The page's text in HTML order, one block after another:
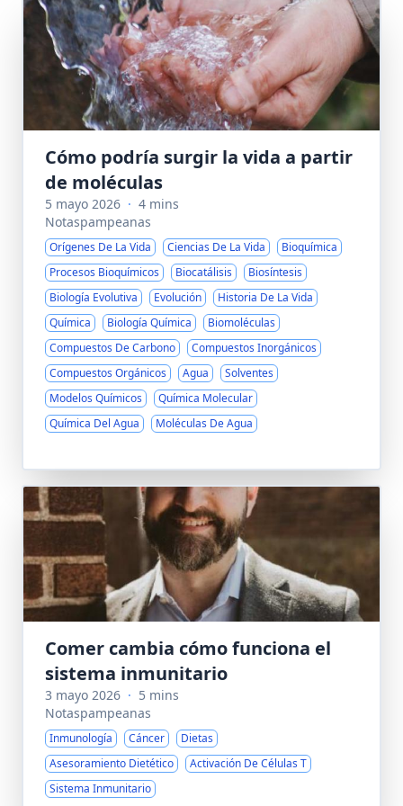
Cómo podría surgir la vida a partir
de moléculas
5 mayo 2026 · 4 mins
Notaspampeanas
Orígenes De La Vida Ciencias De La Vida
Bioquímica
Procesos Bioquímicos
Biocatálisis
Biosíntesis
Biología Evolutiva
Evolución
Historia De La Vida
Química
Biología Química
Biomoléculas
Compuestos De Carbono
Compuestos Inorgánicos
Compuestos Orgánicos
Agua
Solventes
Modelos Químicos
Química Molecular
Química Del Agua
Moléculas De Agua
Comer cambia cómo funciona el
sistema inmunitario
3 mayo 2026 · 5 mins
Notaspampeanas
Inmunología Cáncer
Dietas
Asesoramiento Dietético
Activación De Células T
Sistema Inmunitario